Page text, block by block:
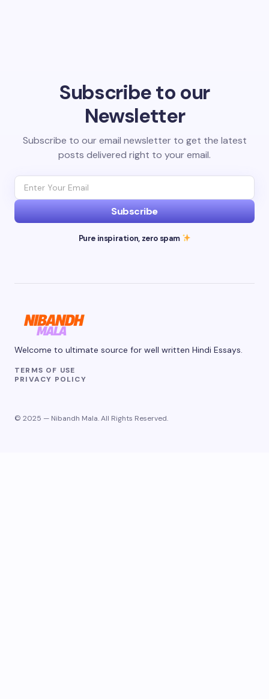
Subscribe to our
Newsletter
Subscribe to our email newsletter to get the latest
posts delivered right to your email.
Subscribe
Pure inspiration, zero spam
Welcome to ultimate source for well written Hindi Essays.
TERMS OF USE
PRIVACY POLICY
© 2025 — Nibandh Mala. All Rights Reserved.